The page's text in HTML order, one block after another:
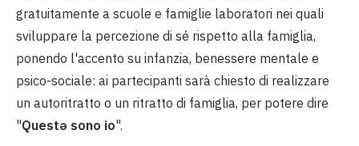
gratuitamente a scuole e famiglie laboratori nei quali
sviluppare la percezione di sé rispetto alla famiglia,
ponendo l'accento su infanzia, benessere mentale e
psico-sociale: ai partecipanti sarà chiesto di realizzare
un autoritratto o un ritratto di famiglia, per potere dire
"Questə sono io".